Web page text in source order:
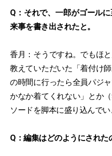
Q：それで、一郎がゴール
来事を書き出されたと。
香月：そうですね。でもほ
教えていただいた「着付け
の時間に行ったら全員パジ
かなか着てくれない」とか
ソードを脚本に盛り込んでい
Q：編集はどのようにされた